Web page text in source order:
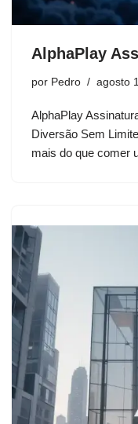
AlphaPlay
por Pedro agosto
AlphaPlay
Diversão Sem
mais do que comer